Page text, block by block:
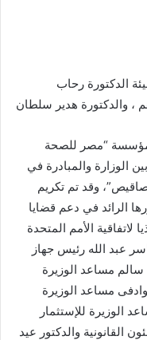
الدكتورة رحاب
، والدكتورة هدير سلطان
لمؤسسة “مصر للصحة
الوزارة والمبادرة في
وقد تم تكريم
الرائد في دعم قضايا
لاتفاقية الأمم المتحدة
عبد الله رئيس جهاز
سالم مساعد الوزيرة
مساعد الوزيرة
الوزيرة للإستثمار
القانونية والدكتور عيد